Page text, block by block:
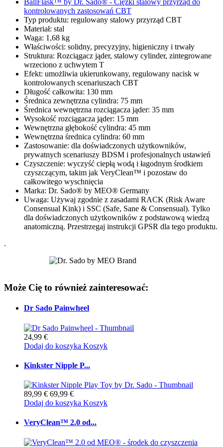
BallFlask™ by Dr. Sado® - Ciężki stalowy przyrząd do
kontrolowanych zastosowań CBT
Typ produktu: regulowany stalowy przyrząd CBT
Materiał: stal
Waga: 1,68 kg
Właściwości: solidny, precyzyjny, higieniczny i trwały
Struktura: Rozciągacz jąder, stalowy cylinder, zintegrowane
wrzeciono z uchwytem T
Efekt: umożliwia ukierunkowany, regulowany nacisk w
kontrolowanych scenariuszach CBT
Długość całkowita: 130 mm
Średnica zewnętrzna cylindra: 75 mm
Średnica wewnętrzna rozciągacza jąder: 35 mm
Wysokość rozciągacza jąder: 15 mm
Wewnętrzna głębokość cylindra: 45 mm
Wewnętrzna średnica cylindra: 60 mm
Zastosowanie: dla doświadczonych użytkowników,
prywatnych scenariuszy BDSM i profesjonalnych ustawień
Czyszczenie: wyczyść ciepłą wodą i łagodnym środkiem
czyszczącym, takim jak VeryClean™ i pozostaw do
całkowitego wyschnięcia
Marka: Dr. Sado® by MEO® Germany
Uwaga: Używaj zgodnie z zasadami RACK (Risk Aware
Consensual Kink) i SSC (Safe, Sane & Consensual). Tylko
dla doświadczonych użytkowników z podstawową wiedzą
anatomiczną. Przestrzegaj instrukcji GPSR dla tego produktu.
.
Może Cię to również zainteresować:
Dr Sado Painwheel
24,99 €
Dodaj do koszyka Koszyk
Kinkster Nipple P...
89,99 € 69,99 €
Dodaj do koszyka Koszyk
VeryClean™ 2.0 od...